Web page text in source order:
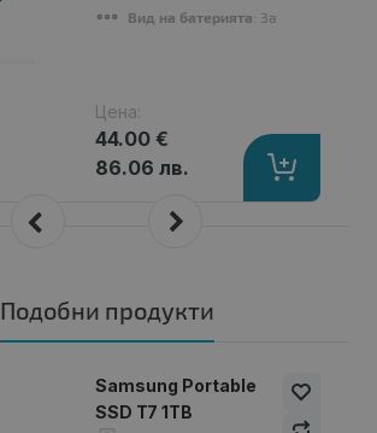
Вид на батерията: Заместител
Цена:
44.00 €
86.06 лв.
Подобни продукти
Samsung Portable
SSD T7 1TB